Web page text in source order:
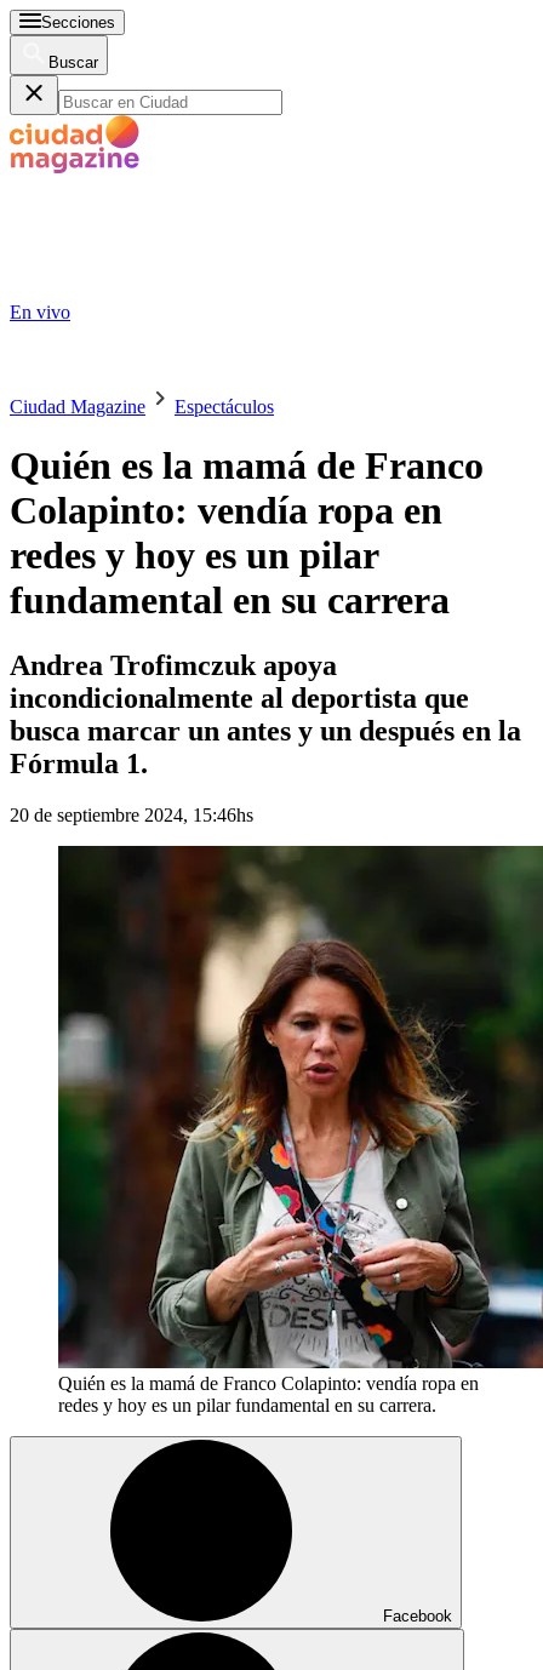
Secciones
Buscar
En vivo
Ciudad Magazine Espectáculos
Quién es la mamá de Franco
Colapinto: vendía ropa en
redes y hoy es un pilar
fundamental en su carrera
Andrea Trofimczuk apoya
incondicionalmente al deportista que
busca marcar un antes y un después en la
Fórmula 1.
20 de septiembre 2024, 15:46hs
Quién es la mamá de Franco Colapinto: vendía ropa en
redes y hoy es un pilar fundamental en su carrera.
Facebook